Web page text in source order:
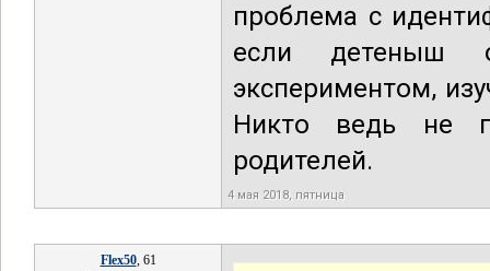
проблема с
если детеныш
экспериментом,
Никто ведь не
родителей.
4 мая 2018, пятница
Flex50, 61